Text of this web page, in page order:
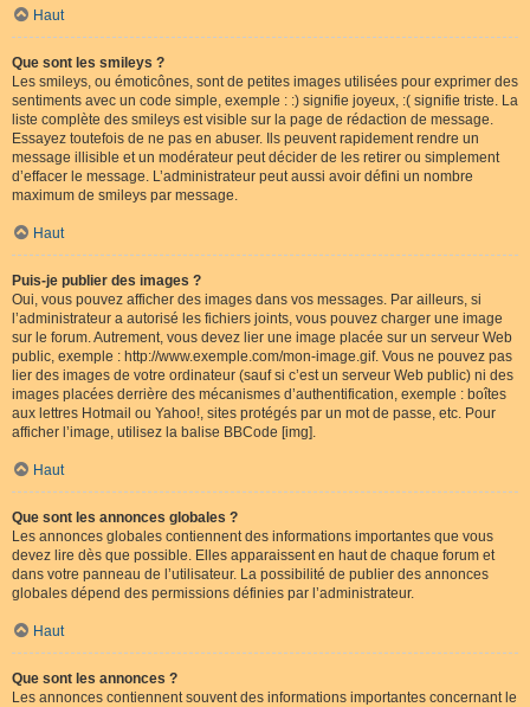
Haut
Que sont les smileys ?
Les smileys, ou émoticônes, sont de petites images utilisées pour exprimer des
sentiments avec un code simple, exemple : :) signifie joyeux, :( signifie triste. La
liste complète des smileys est visible sur la page de rédaction de message.
Essayez toutefois de ne pas en abuser. Ils peuvent rapidement rendre un
message illisible et un modérateur peut décider de les retirer ou simplement
d’effacer le message. L’administrateur peut aussi avoir défini un nombre
maximum de smileys par message.
Haut
Puis-je publier des images ?
Oui, vous pouvez afficher des images dans vos messages. Par ailleurs, si
l’administrateur a autorisé les fichiers joints, vous pouvez charger une image
sur le forum. Autrement, vous devez lier une image placée sur un serveur Web
public, exemple : http://www.exemple.com/mon-image.gif. Vous ne pouvez pas
lier des images de votre ordinateur (sauf si c’est un serveur Web public) ni des
images placées derrière des mécanismes d’authentification, exemple : boîtes
aux lettres Hotmail ou Yahoo!, sites protégés par un mot de passe, etc. Pour
afficher l’image, utilisez la balise BBCode [img].
Haut
Que sont les annonces globales ?
Les annonces globales contiennent des informations importantes que vous
devez lire dès que possible. Elles apparaissent en haut de chaque forum et
dans votre panneau de l’utilisateur. La possibilité de publier des annonces
globales dépend des permissions définies par l’administrateur.
Haut
Que sont les annonces ?
Les annonces contiennent souvent des informations importantes concernant le